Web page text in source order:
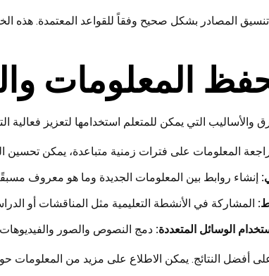
تنسيق المصادر بشكل صحيح وفقاً للقواعد المعتمدة.
المعلومات
الوسائل المتعددة: